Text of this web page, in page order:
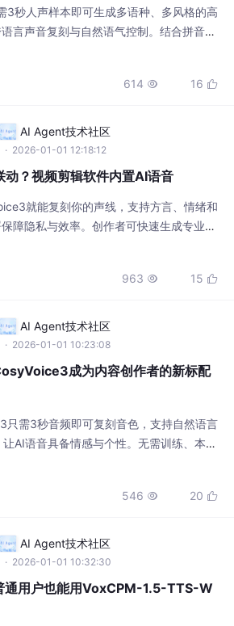
3秒人声样本即可生成多语种、多风格的高
言声音复刻与自然语气控制。结合拼音标
提升城市形象片制作效率与表达精度。
614  16 
AI Agent技术社区
· 2026-01-01 12:18:12
？视频剪辑软件内置AI语音
就能复刻你的声线，支持方言、情绪和
障隐私与效率。创作者可快速生成专业级
自由度与品牌辨识度，正逐步融入Premi
963  15 
AI Agent技术社区
· 2026-01-01 10:23:08
成为内容创作者的新标配
只需3秒音频即可复刻音色，支持自然语言
AI语音具备情感与个性。无需训练、本地
内容创作者提升效率与表现力的新利器。
546  20 
AI Agent技术社区
· 2026-01-01 10:32:30
通用户也能用VoxCPM-1.5-TTS-W